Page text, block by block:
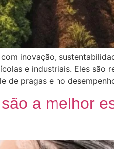
inovação,
e industriais. Eles são
de pragas e no
a melhor